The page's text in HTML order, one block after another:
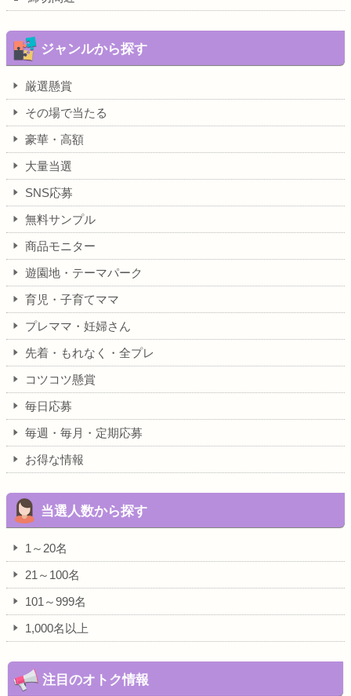
ジャンルから探す
厳選懸賞
その場で当たる
豪華・高額
大量当選
SNS応募
無料サンプル
商品モニター
遊園地・テーマパーク
育児・子育てママ
プレママ・妊婦さん
先着・もれなく・全プレ
コツコツ懸賞
毎日応募
毎週・毎月・定期応募
お得な情報
当選人数から探す
1～20名
21～100名
101～999名
1,000名以上
注目のオトク情報